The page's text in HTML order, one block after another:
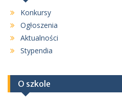
Konkursy
Ogłoszenia
Aktualności
Stypendia
O szkole